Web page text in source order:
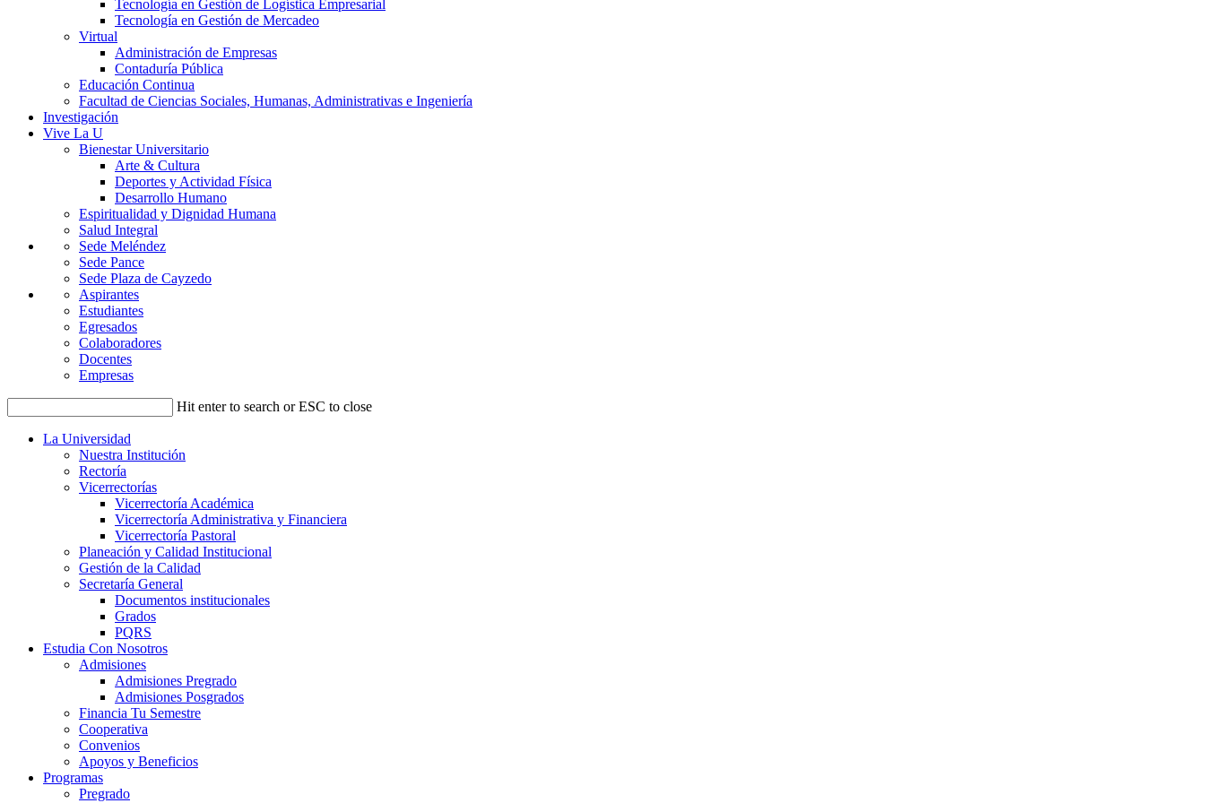
Tecnología en Gestión de Logística Empresarial
Tecnología en Gestión de Mercadeo
Virtual
Administración de Empresas
Contaduría Pública
Educación Continua
Facultad de Ciencias Sociales, Humanas, Administrativas e Ingeniería
Investigación
Vive La U
Bienestar Universitario
Arte & Cultura
Deportes y Actividad Física
Desarrollo Humano
Espiritualidad y Dignidad Humana
Salud Integral
Sede Meléndez
Sede Pance
Sede Plaza de Cayzedo
Aspirantes
Estudiantes
Egresados
Colaboradores
Docentes
Empresas
Hit enter to search or ESC to close
La Universidad
Nuestra Institución
Rectoría
Vicerrectorías
Vicerrectoría Académica
Vicerrectoría Administrativa y Financiera
Vicerrectoría Pastoral
Planeación y Calidad Institucional
Gestión de la Calidad
Secretaría General
Documentos institucionales
Grados
PQRS
Estudia Con Nosotros
Admisiones
Admisiones Pregrado
Admisiones Posgrados
Financia Tu Semestre
Cooperativa
Convenios
Apoyos y Beneficios
Programas
Pregrado